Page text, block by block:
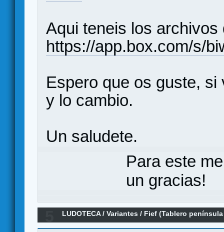
Aqui teneis los archivos
https://app.box.com/s/
Espero que os guste,
y lo cambio.
Un saludete.
Para este
un gracias!
LUDOTECA/Variantes / Fief (Tablero